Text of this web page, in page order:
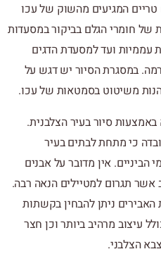
המגיעים מהשוק של עכו
של חומרי הגלם בביקור במסעדות
עממיות ועד למסעדת הדגים
במסגרת הסיור יש דגש על
משיטוט בסמטאות של עכו.
סיור בעיר הצלבנית.
כי מתחת לבתים בעיר
אין מדובר על אבנים
תגרום למטיילים הנאה רבה.
ניתן להבחין בקשתות
עיצוב מרהיב ביותר וכן חצר
הצלבני.